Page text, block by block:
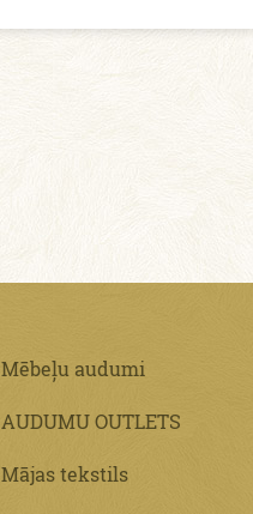
Mēbeļu audumi
AUDUMU OUTLETS
Mājas tekstils